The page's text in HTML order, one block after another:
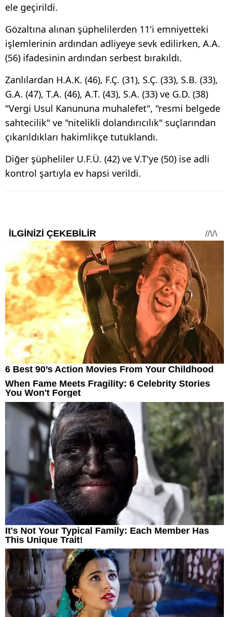
ele geçirildi.
Gözaltına alınan şüphelilerden 11'i emniyetteki
işlemlerinin ardından adliyeye sevk edilirken, A.A.
(56) ifadesinin ardından serbest bırakıldı.
Zanlılardan H.A.K. (46), F.Ç. (31), S.Ç. (33), S.B. (33),
G.A. (47), T.A. (46), A.T. (43), S.A. (33) ve G.D. (38)
"Vergi Usul Kanununa muhalefet", "resmi belgede
sahtecilik" ve "nitelikli dolandırıcılık" suçlarından
çıkarıldıkları hakimlikçe tutuklandı.
Diğer şüpheliler U.F.Ü. (42) ve V.T'ye (50) ise adli
kontrol şartıyla ev hapsi verildi.